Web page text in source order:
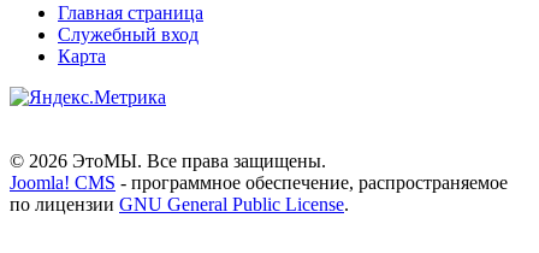
Главная страница
Служебный вход
Карта
© 2026 ЭтоМЫ. Все права защищены.
Joomla! CMS - программное обеспечение, распространяемое
по лицензии GNU General Public License.